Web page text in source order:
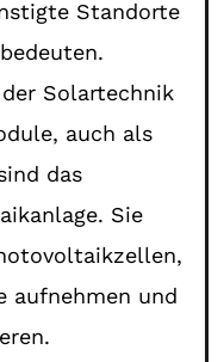
Standorte
Solartechnik
auch als
das
Sie
aufnehmen und